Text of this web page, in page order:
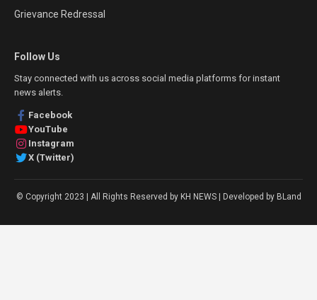
Grievance Redressal
Follow Us
Stay connected with us across social media platforms for instant
news alerts.
Facebook
YouTube
Instagram
X (Twitter)
© Copyright 2023 | All Rights Reserved by KH NEWS | Developed by BLand